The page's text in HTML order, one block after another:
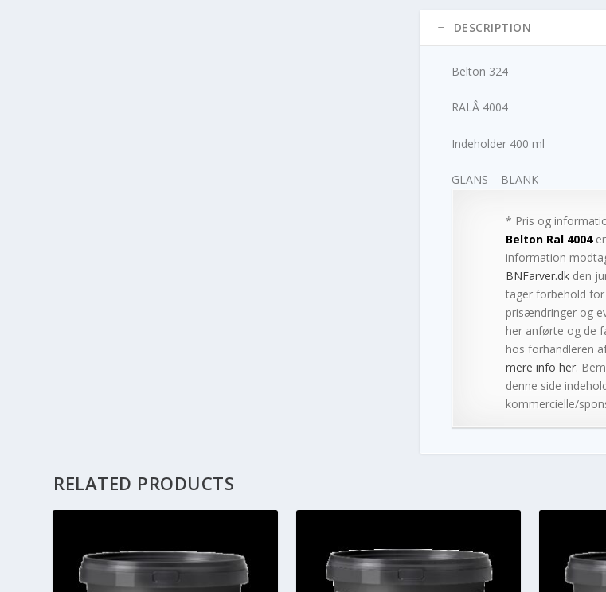
DESCRIPTION
Belton 324
RALÂ 4004
Indeholder 400 ml
GLANS – BLANK
* Pris og
Belton Ral 4004er
information
BNFarver.dkden
tager forbehold for
prisændringer og
her anførte og de
hos forhandleren
mere info her.
denne side
kommercielle/
RELATED PRODUCTS